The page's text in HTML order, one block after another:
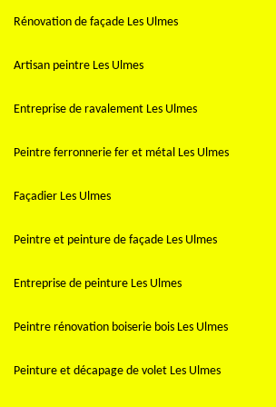
Rénovation de façade Les Ulmes
Artisan peintre Les Ulmes
Entreprise de ravalement Les Ulmes
Peintre ferronnerie fer et métal Les Ulmes
Façadier Les Ulmes
Peintre et peinture de façade Les Ulmes
Entreprise de peinture Les Ulmes
Peintre rénovation boiserie bois Les Ulmes
Peinture et décapage de volet Les Ulmes